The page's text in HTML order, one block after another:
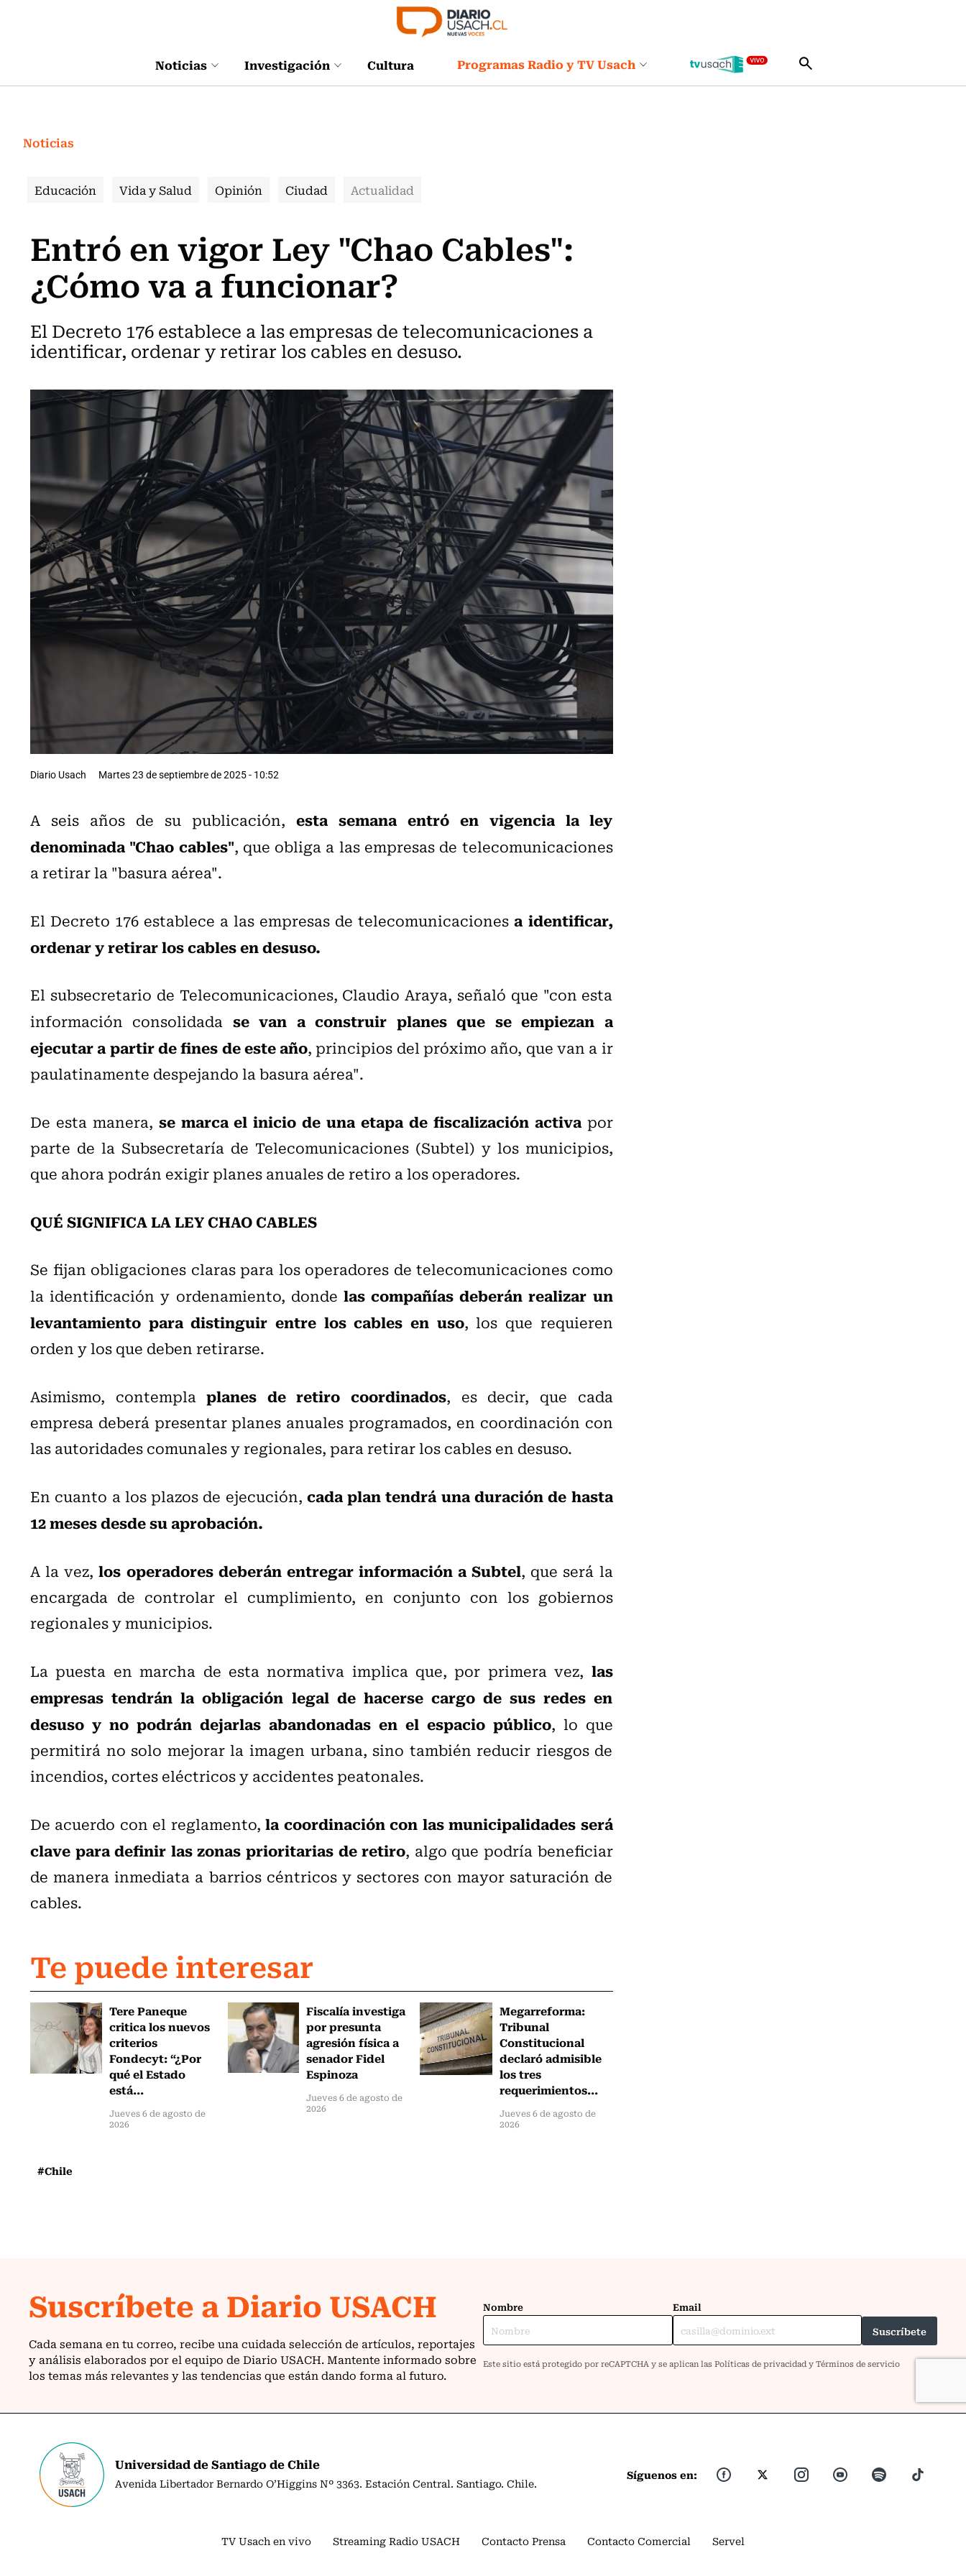
Noticias Investigación Cultura Programas Radio y TV Usach
Noticias
Educación Vida y Salud Opinión Ciudad Actualidad
Entró en vigor Ley "Chao Cables":
¿Cómo va a funcionar?
El Decreto 176 establece a las empresas de telecomunicaciones a
identificar, ordenar y retirar los cables en desuso.
Diario Usach Martes 23 de septiembre de 2025 - 10:52
A seis años de su publicación, esta semana entró en vigencia la ley
denominada "Chao cables", que obliga a las empresas de telecomunicaciones
a retirar la "basura aérea".
El Decreto 176 establece a las empresas de telecomunicacionesa identificar,
ordenar y retirar los cables en desuso.
El subsecretario de Telecomunicaciones, Claudio Araya, señaló que "con esta
información consolidada se van a construir planes que se empiezan a
ejecutar a partir de fines de este año, principios del próximo año, que van a ir
paulatinamente despejando la basura aérea".
De esta manera, se marca el inicio de una etapa de fiscalización activapor
parte de la Subsecretaría de Telecomunicaciones (Subtel) y los municipios,
que ahora podrán exigir planes anuales de retiro a los operadores.
QUÉ SIGNIFICA LA LEY CHAO CABLES
Se fijan obligaciones claras para los operadores de telecomunicaciones como
la identificación y ordenamiento, donde las compañías deberán realizar un
levantamiento para distinguir entre los cables en uso, los que requieren
orden y los que deben retirarse.
Asimismo, contemplaplanes de retiro coordinados, es decir, que cada
empresa deberá presentar planes anuales programados, en coordinación con
las autoridades comunales y regionales, para retirar los cables en desuso.
En cuanto a los plazos de ejecución, cada plan tendrá una duración de hasta
12 meses desde su aprobación.
A la vez,los operadores deberán entregar información a Subtel, que será la
encargada de controlar el cumplimiento, en conjunto con los gobiernos
regionales y municipios.
La puesta en marcha de esta normativa implica que, por primera vez, las
empresas tendrán la obligación legal de hacerse cargo de sus redes en
desuso y no podrán dejarlas abandonadas en el espacio público, lo que
permitirá no solo mejorar la imagen urbana, sino también reducir riesgos de
incendios, cortes eléctricos y accidentes peatonales.
De acuerdo con el reglamento,la coordinación con las municipalidades será
clave para definir las zonas prioritarias de retiro, algo que podría beneficiar
de manera inmediata a barrios céntricos y sectores con mayor saturación de
cables.
Te puede interesar
Tere Paneque
critica los nuevos
criterios
Fondecyt: “¿Por
qué el Estado
está...
Jueves 6 de agosto de
2026
Fiscalía investiga
por presunta
agresión física a
senador Fidel
Espinoza
Jueves 6 de agosto de
2026
Megarreforma:
Tribunal
Constitucional
declaró admisible
los tres
requerimientos...
Jueves 6 de agosto de
2026
#Chile
Universidad de Santiago de Chile
Avenida Libertador Bernardo O’Higgins Nº 3363. Estación Central. Santiago. Chile.
Síguenos en:
TV Usach en vivo Streaming Radio USACH Contacto Prensa Contacto Comercial Servel